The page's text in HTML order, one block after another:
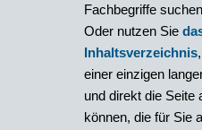
Fachbegriffe
Oder nutzen Sie
Inhaltsverzeichnis
einer einzigen
und direkt die Seite
können, die für Sie